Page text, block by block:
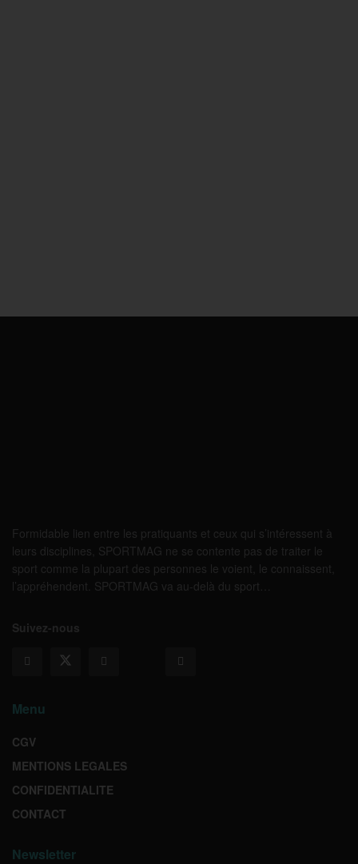
Formidable lien entre les pratiquants et ceux qui s’intéressent à
leurs disciplines, SPORTMAG ne se contente pas de traiter le
sport comme la plupart des personnes le voient, le connaissent,
l’appréhendent. SPORTMAG va au-delà du sport…
Suivez-nous
Menu
CGV
MENTIONS LEGALES
CONFIDENTIALITE
CONTACT
Newsletter